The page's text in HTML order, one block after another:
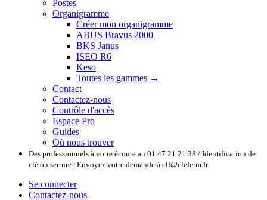
Postes
Organigramme
Créer mon organigramme
ABUS Bravus 2000
BKS Janus
ISEO R6
Keso
Toutes les gammes →
Contact
Contactez-nous
Contrôle d'accès
Espace Pro
Guides
Où nous trouver
Des professionnels à votre écoute au 01 47 21 21 38 / Identification de
clé ou serrure? Envoyez votre demande à clf@cleferm.fr
Se connecter
Contactez-nous